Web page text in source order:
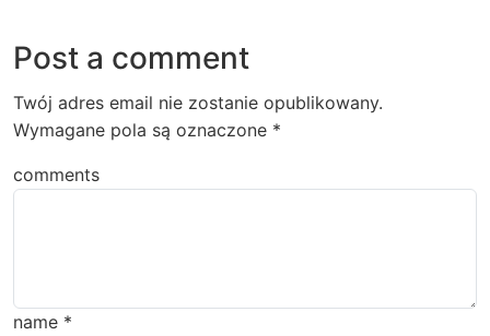
Post a comment
Twój adres email nie zostanie opublikowany.
Wymagane pola są oznaczone *
comments
name *